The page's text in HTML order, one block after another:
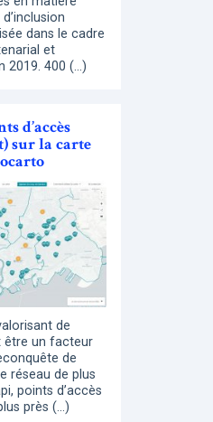
dans le cadre
et
2019. 400 (…)
d’accès
sur la carte
de
être un facteur
de
réseau de plus
points d’accès
près (…)